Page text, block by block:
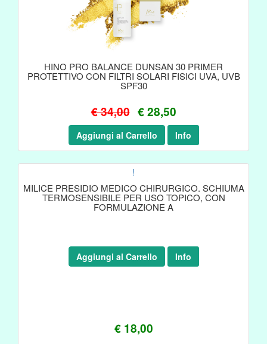
HINO PRO BALANCE DUNSAN 30 PRIMER
PROTETTIVO CON FILTRI SOLARI FISICI UVA, UVB
SPF30
€ 34,00 € 28,50
Aggiungi al Carrello Info
!
MILICE PRESIDIO MEDICO CHIRURGICO. SCHIUMA
TERMOSENSIBILE PER USO TOPICO, CON
FORMULAZIONE A
€ 18,00
Aggiungi al Carrello Info